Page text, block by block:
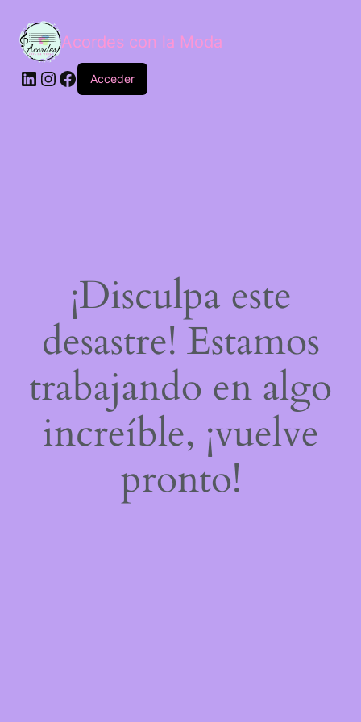
Acordes con la Moda
Acceder
¡Disculpa este
desastre! Estamos
trabajando en algo
increíble, ¡vuelve
pronto!